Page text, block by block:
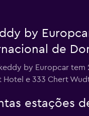
by
de
by Europcar
e 333 Chert
estações